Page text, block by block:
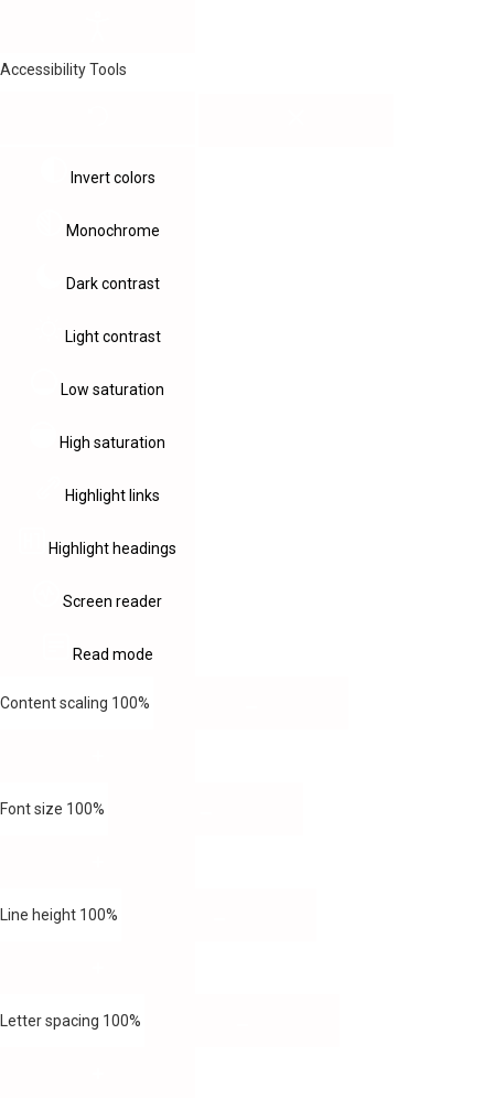
Accessibility Tools
Invert colors
Monochrome
Dark contrast
Light contrast
Low saturation
High saturation
Highlight links
Highlight headings
Screen reader
Read mode
Content scaling 100%
Font size 100%
Line height 100%
Letter spacing 100%